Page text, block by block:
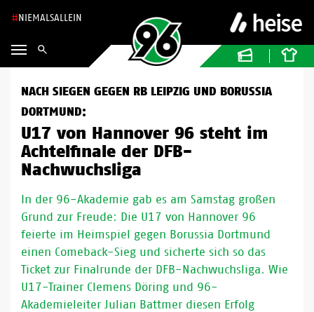
NIEMALSALLEIN
NACH SIEGEN GEGEN RB LEIPZIG UND BORUSSIA
DORTMUND:
U17 von Hannover 96 steht im
Achtelfinale der DFB-
Nachwuchsliga
In der 96-Akademie gab es am Samstag großen
Grund zur Freude: Die U17 von Hannover 96
feierte im Heimspiel gegen Borussia Dortmund
einen Comeback-Sieg und sicherte sich so das
Ticket zur Finalrunde der DFB-Nachwuchsliga. Wie
U17-Trainer Clemens Döring und 96-
Akademieleiter Julian Battmer diesen Erfolg